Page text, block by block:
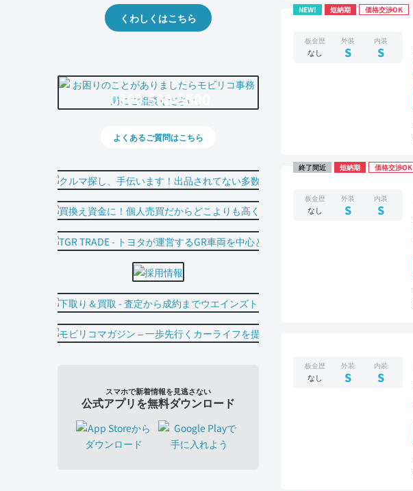
NEW! 短納期 価格交渉OK
板金歴
なし
外装
S
内装
S
終了間近 短納期 価格交渉OK
板金歴
なし
外装
S
内装
S
板金歴
なし
外装
S
内装
S
くわしくはこちら
0800-500-5500
よくあるご質問はこちら
スマホで新着情報を見逃さない
公式アプリを無料ダウンロード